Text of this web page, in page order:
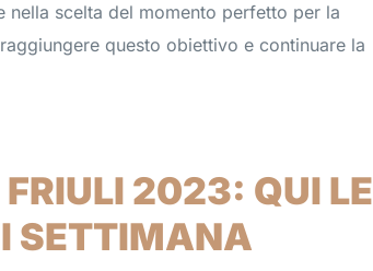
nella scelta del momento perfetto per la
questo obiettivo e continuare la
2023: QUI LE
SETTIMANA